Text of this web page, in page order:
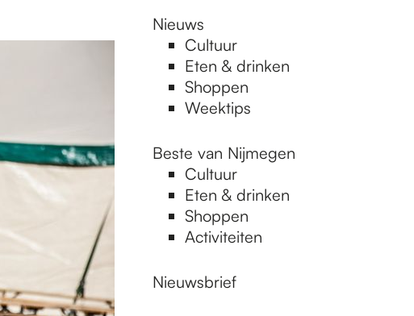
Nieuws
Cultuur
Eten & drinken
Shoppen
Weektips
Beste van Nijmegen
Cultuur
Eten & drinken
Shoppen
Activiteiten
Nieuwsbrief